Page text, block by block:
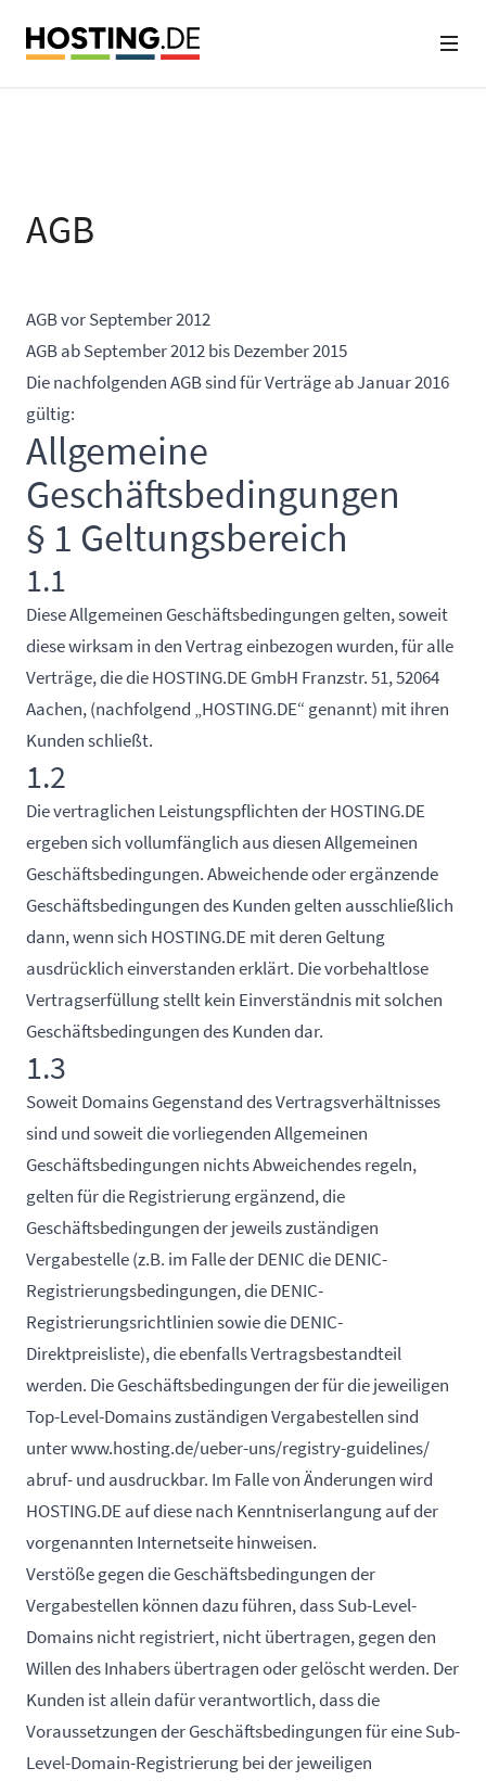
AGB
AGB vor September 2012
AGB ab September 2012 bis Dezember 2015
Die nachfolgenden AGB sind für Verträge ab Januar 2016
gültig:
Allgemeine
Geschäftsbedingungen
§ 1 Geltungsbereich
1.1
Diese Allgemeinen Geschäftsbedingungen gelten, soweit
diese wirksam in den Vertrag einbezogen wurden, für alle
Verträge, die die HOSTING.DE GmbH Franzstr. 51, 52064
Aachen, (nachfolgend „HOSTING.DE“ genannt) mit ihren
Kunden schließt.
1.2
Die vertraglichen Leistungspflichten der HOSTING.DE
ergeben sich vollumfänglich aus diesen Allgemeinen
Geschäftsbedingungen. Abweichende oder ergänzende
Geschäftsbedingungen des Kunden gelten ausschließlich
dann, wenn sich HOSTING.DE mit deren Geltung
ausdrücklich einverstanden erklärt. Die vorbehaltlose
Vertragserfüllung stellt kein Einverständnis mit solchen
Geschäftsbedingungen des Kunden dar.
1.3
Soweit Domains Gegenstand des Vertragsverhältnisses
sind und soweit die vorliegenden Allgemeinen
Geschäftsbedingungen nichts Abweichendes regeln,
gelten für die Registrierung ergänzend, die
Geschäftsbedingungen der jeweils zuständigen
Vergabestelle (z.B. im Falle der DENIC die DENIC-
Registrierungsbedingungen, die DENIC-
Registrierungsrichtlinien sowie die DENIC-
Direktpreisliste), die ebenfalls Vertragsbestandteil
werden. Die Geschäftsbedingungen der für die jeweiligen
Top-Level-Domains zuständigen Vergabestellen sind
unterwww.hosting.de/ueber-uns/registry-guidelines/
abruf- und ausdruckbar. Im Falle von Änderungen wird
HOSTING.DE auf diese nach Kenntniserlangung auf der
vorgenannten Internetseite hinweisen.
Verstöße gegen die Geschäftsbedingungen der
Vergabestellen können dazu führen, dass Sub-Level-
Domains nicht registriert, nicht übertragen, gegen den
Willen des Inhabers übertragen oder gelöscht werden. Der
Kunden ist allein dafür verantwortlich, dass die
Voraussetzungen der Geschäftsbedingungen für eine Sub-
Level-Domain-Registrierung bei der jeweiligen